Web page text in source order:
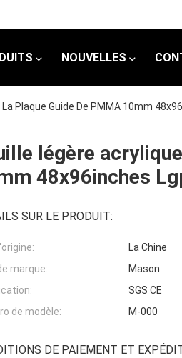
NOUVELLES
Plaque Guide De PMMA 10mm
légère
48x96inches
SUR LE PRODUIT:
La Chine
marque:
Mason
SGS CE
de modèle:
M-000
DE PAIEMENT ET